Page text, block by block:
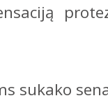
sukako